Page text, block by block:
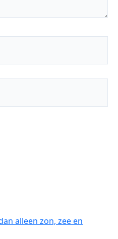
alleen zon, zee en